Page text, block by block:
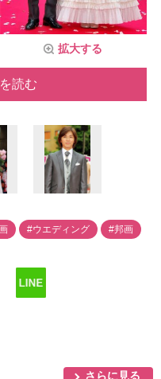
拡大する
読む
#ウエディング #邦画
さらに見る